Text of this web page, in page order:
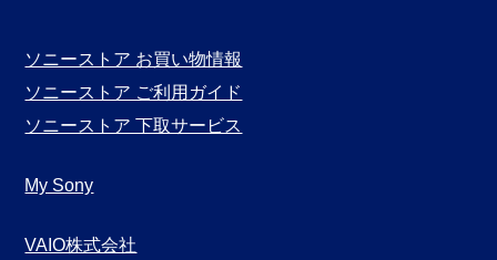
ソニーストア お買い物情報
ソニーストア ご利用ガイド
ソニーストア 下取サービス
My Sony
VAIO株式会社